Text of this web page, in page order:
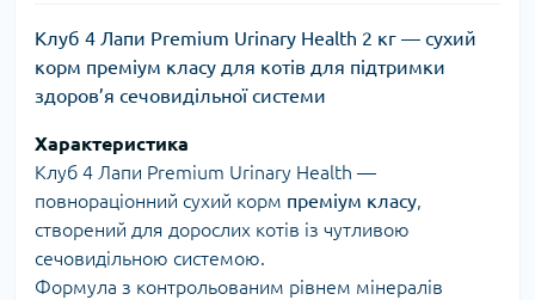
Клуб 4 Лапи Premium Urinary Health 2 кг — сухий
корм преміум класу для котів для підтримки
здоров’я сечовидільної системи
Характеристика
Клуб 4 Лапи Premium Urinary Health —
повнораціонний сухий корм преміум класу,
створений для дорослих котів із чутливою
сечовидільною системою.
Формула з контрольованим рівнем мінералів